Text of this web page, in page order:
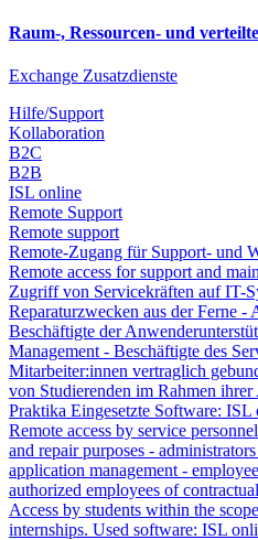
Raum-, Ressourcen- und
Exchange Zusatzdienste
Hilfe/Support
Kollaboration
B2C
B2B
ISL online
Remote Support
Remote support
Remote-Zugang für Support- und
Remote access for support and
Zugriff von Servicekräften auf IT-
Reparaturzwecken aus der Ferne -
Beschäftigte der
Management - Beschäftigte des
Mitarbeiter:innen vertraglich
von Studierenden im Rahmen
Praktika Eingesetzte Software: ISL
Remote access by service
and repair purposes -
application management -
authorized employees of
Access by students within the
internships. Used software: ISL